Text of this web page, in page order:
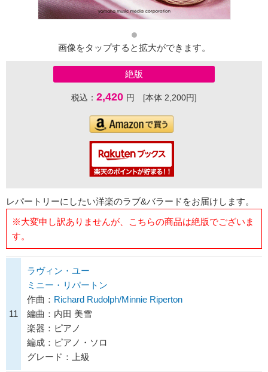
画像をタップすると拡大ができます。
絶版
税込： 2,420 円 [本体 2,200円]
レパートリーにしたい洋楽のラブ&バラードをお届けします。
※大変申し訳ありませんが、こちらの商品は絶版でございま
す。
11
ラヴィン・ユー
ミニー・リパートン
作曲： Richard Rudolph/Minnie Riperton
編曲：内田 美雪
楽器：ピアノ
編成：ピアノ・ソロ
グレード：上級